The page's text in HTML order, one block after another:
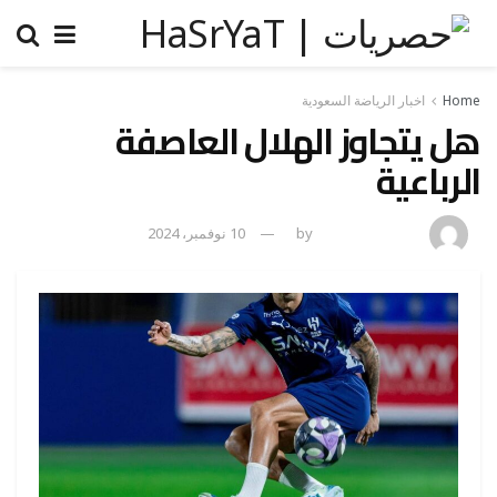
Home اخبار الرياضة السعودية
هل يتجاوز الهلال العاصفة
الرباعية
by 10 نوفمبر، 2024